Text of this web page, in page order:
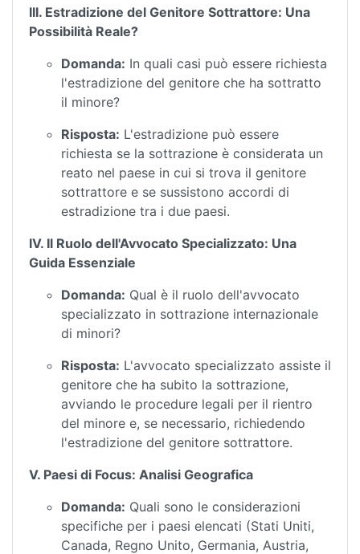
III. Estradizione del Genitore Sottrattore: Una
Possibilità Reale?
Domanda: In quali casi può essere richiesta
l'estradizione del genitore che ha sottratto
il minore?
Risposta: L'estradizione può essere
richiesta se la sottrazione è considerata un
reato nel paese in cui si trova il genitore
sottrattore e se sussistono accordi di
estradizione tra i due paesi.
IV. Il Ruolo dell'Avvocato Specializzato: Una
Guida Essenziale
Domanda: Qual è il ruolo dell'avvocato
specializzato in sottrazione internazionale
di minori?
Risposta: L'avvocato specializzato assiste il
genitore che ha subito la sottrazione,
avviando le procedure legali per il rientro
del minore e, se necessario, richiedendo
l'estradizione del genitore sottrattore.
V. Paesi di Focus: Analisi Geografica
Domanda: Quali sono le considerazioni
specifiche per i paesi elencati (Stati Uniti,
Canada, Regno Unito, Germania, Austria,